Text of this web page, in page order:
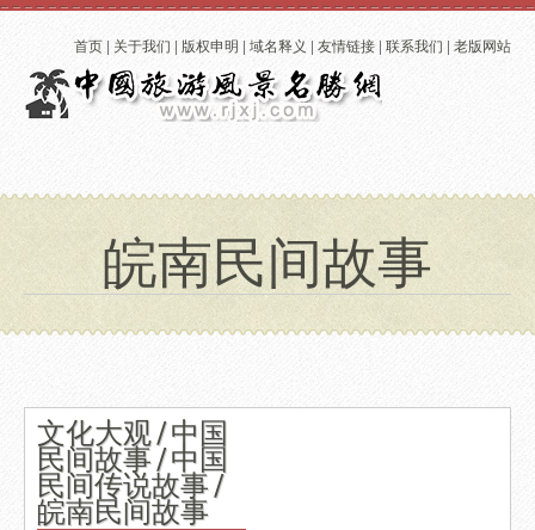
首页 | 关于我们 | 版权申明 | 域名释义 | 友情链接 | 联系我们 | 老版网站
皖南民间故事
文化大观 / 中国
民间故事 / 中国
民间传说故事 /
皖南民间故事